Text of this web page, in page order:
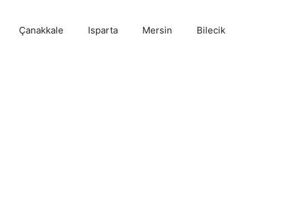
Çanakkale Isparta Mersin Bilecik